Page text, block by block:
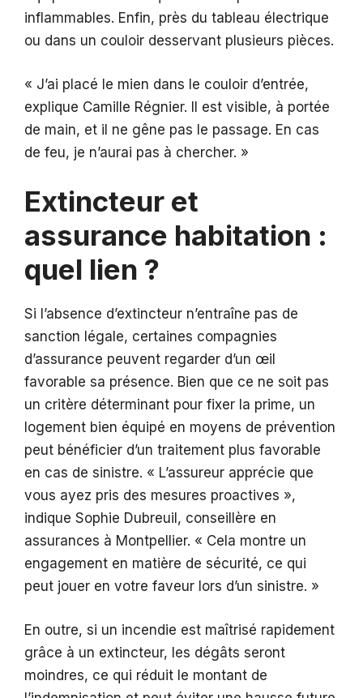
inflammables. Enfin, près du tableau électrique
ou dans un couloir desservant plusieurs pièces.
« J’ai placé le mien dans le couloir d’entrée,
explique Camille Régnier. Il est visible, à portée
de main, et il ne gêne pas le passage. En cas
de feu, je n’aurai pas à chercher. »
Extincteur et
assurance habitation :
quel lien ?
Si l’absence d’extincteur n’entraîne pas de
sanction légale, certaines compagnies
d’assurance peuvent regarder d’un œil
favorable sa présence. Bien que ce ne soit pas
un critère déterminant pour fixer la prime, un
logement bien équipé en moyens de prévention
peut bénéficier d’un traitement plus favorable
en cas de sinistre. « L’assureur apprécie que
vous ayez pris des mesures proactives »,
indique Sophie Dubreuil, conseillère en
assurances à Montpellier. « Cela montre un
engagement en matière de sécurité, ce qui
peut jouer en votre faveur lors d’un sinistre. »
En outre, si un incendie est maîtrisé rapidement
grâce à un extincteur, les dégâts seront
moindres, ce qui réduit le montant de